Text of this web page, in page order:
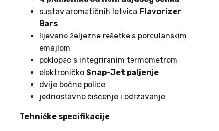
sustav aromatičnih letvica Flavorizer
Bars
lijevano željezne rešetke s porculanskim
emajlom
poklopac s integriranim termometrom
elektroničko Snap-Jet paljenje
dvije bočne police
jednostavno čišćenje i održavanje
Tehničke specifikacije